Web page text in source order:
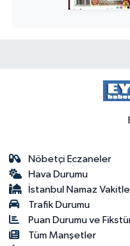
Nöbetçi Eczaneler
Hava Durumu
İstanbul Namaz
Trafik Durumu
Puan Durumu ve
Tüm Manşetler